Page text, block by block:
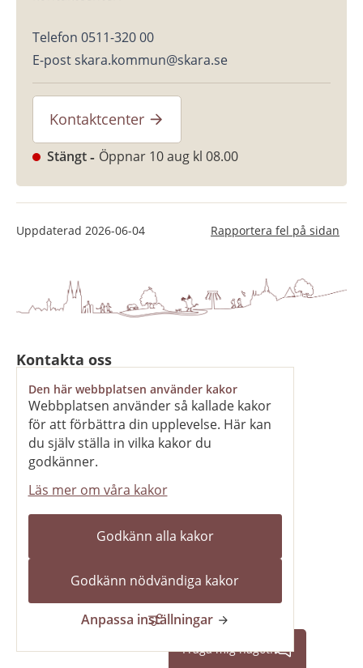
Den här webbplatsen använder kakor
Webbplatsen använder så kallade kakor
för att förbättra din upplevelse. Här kan
du själv ställa in vilka kakor du
godkänner.
Läs mer om våra kakor
Godkänn alla kakor
Godkänn nödvändiga kakor
Anpassa inställningar
Telefon 0511-320 00
E-post skara.kommun@skara.se
Kontaktcenter
Stängt Öppnar 10 aug kl 08.00
Uppdaterad 2026-06-04 Rapportera fel på sidan
Kontakta oss
Telefon
0511-320 00
E-post
skara.kommun@skara.se
Adress
Kontaktcenter
Öppnar 10 aug kl 08.00
Fråga mig något!